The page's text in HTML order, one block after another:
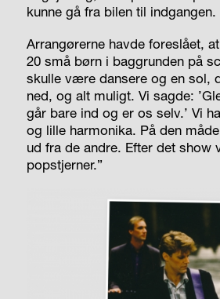
kunne gå fra bilen til indgangen.
Arrangørerne havde foreslået,
20 små børn i baggrunden på
skulle være dansere og en sol,
ned, og alt muligt. Vi sagde:
går bare ind og er os selv.’ Vi
og lille harmonika. På den
ud fra de andre. Efter det show
popstjerner.”